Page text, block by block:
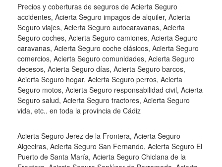
Precios y coberturas de seguros de Acierta Seguro
accidentes, Acierta Seguro impagos de alquiler, Acierta
Seguro viajes, Acierta Seguro autocaravanas, Acierta
Seguro coches, Acierta Seguro camiones, Acierta Seguro
caravanas, Acierta Seguro coche clásicos, Acierta Seguro
comercios, Acierta Seguro comunidades, Acierta Seguro
decesos, Acierta Seguro días, Acierta Seguro barcos,
Acierta Seguro hogar, Acierta Seguro perros, Acierta
Seguro motos, Acierta Seguro responsabilidad civil, Acierta
Seguro salud, Acierta Seguro tractores, Acierta Seguro
vida, etc.. en toda la provincia de Cádiz
Acierta Seguro Jerez de la Frontera, Acierta Seguro
Algeciras, Acierta Seguro San Fernando, Acierta Seguro El
Puerto de Santa María, Acierta Seguro Chiclana de la